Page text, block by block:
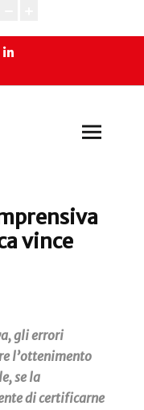
vince
gli errori
l’ottenimento
se la
di certificarne